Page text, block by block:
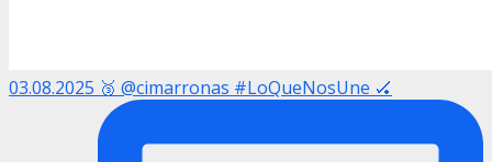
03.08.2025 🥉 @cimarronas #LoQueNosUne 🏑